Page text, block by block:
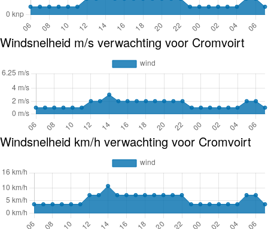
Windsnelheid m/s verwachting voor Cromvoirt
Windsnelheid km/h verwachting voor Cromvoirt